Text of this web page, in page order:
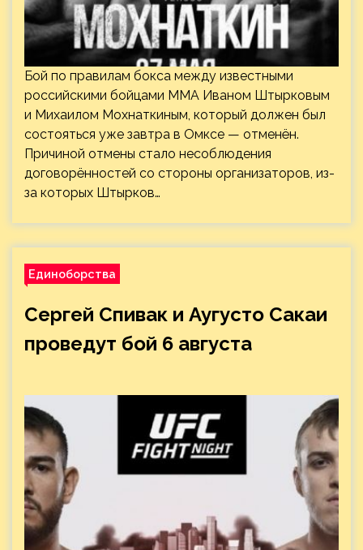
Бой по правилам бокса между известными
российскими бойцами ММА Иваном Штырковым
и Михаилом Мохнаткиным, который должен был
состояться уже завтра в Омксе — отменён.
Причиной отмены стало несоблюдения
договорённостей со стороны организаторов, из-
за которых Штырков…
Единоборства
Сергей Спивак и Аугусто Сакаи
проведут бой 6 августа